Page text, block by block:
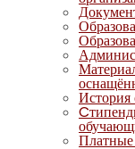
История
Платные